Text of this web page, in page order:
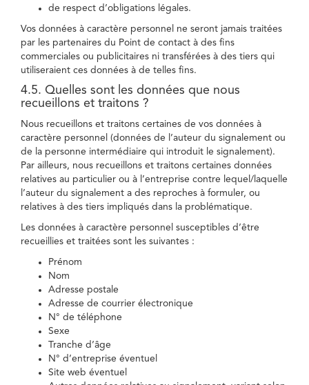
de respect d’obligations légales.
Vos données à caractère personnel ne seront jamais traitées
par les partenaires du Point de contact à des fins
commerciales ou publicitaires ni transférées à des tiers qui
utiliseraient ces données à de telles fins.
4.5. Quelles sont les données que nous
recueillons et traitons ?
Nous recueillons et traitons certaines de vos données à
caractère personnel (données de l’auteur du signalement ou
de la personne intermédiaire qui introduit le signalement).
Par ailleurs, nous recueillons et traitons certaines données
relatives au particulier ou à l’entreprise contre lequel/laquelle
l’auteur du signalement a des reproches à formuler, ou
relatives à des tiers impliqués dans la problématique.
Les données à caractère personnel susceptibles d’être
recueillies et traitées sont les suivantes :
Prénom
Nom
Adresse postale
Adresse de courrier électronique
N° de téléphone
Sexe
Tranche d’âge
N° d’entreprise éventuel
Site web éventuel